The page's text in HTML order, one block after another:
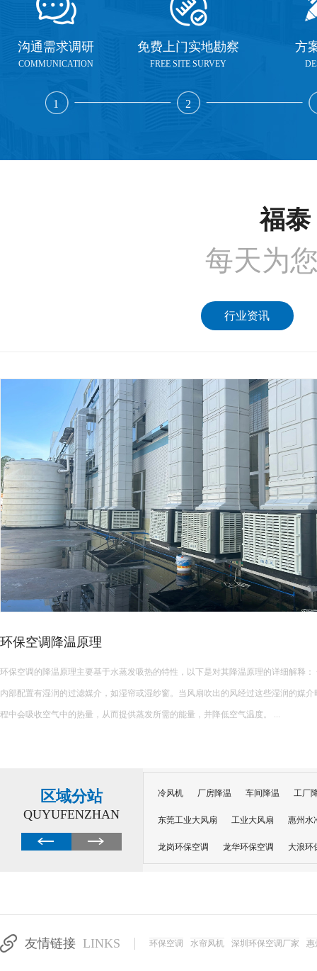
沟通需求调研
COMMUNICATION
1
免费上门实地勘察
FREE SITE SURVEY
2
方
福泰
每天为
行业资讯
环保空调降温原理
环保空调的降温原理主要基于水蒸发吸热的特性，以下是对其降温原理的详细解释： 一、核心原理 环保空调
内部配置有湿润的过滤媒介，如湿帘或湿纱窗。当风扇吹出的风经过这些湿润的媒
程中会吸收空气中的热量，从而提供蒸发所需的能量，并降低空气温度。 ...
区域分站
QUYUFENZHAN
冷风机 厂房降温 车间降温 工厂
东莞工业大风扇 工业大风扇 惠州水
龙岗环保空调 龙华环保空调 大浪环
友情链接 LINKS 环保空调 水帘风机 深圳环保空调厂家 惠